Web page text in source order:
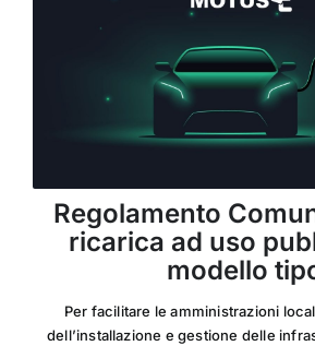
Regolamento
ricarica ad uso
modello
Per facilitare le amministrazioni
dell’installazione e gestione delle